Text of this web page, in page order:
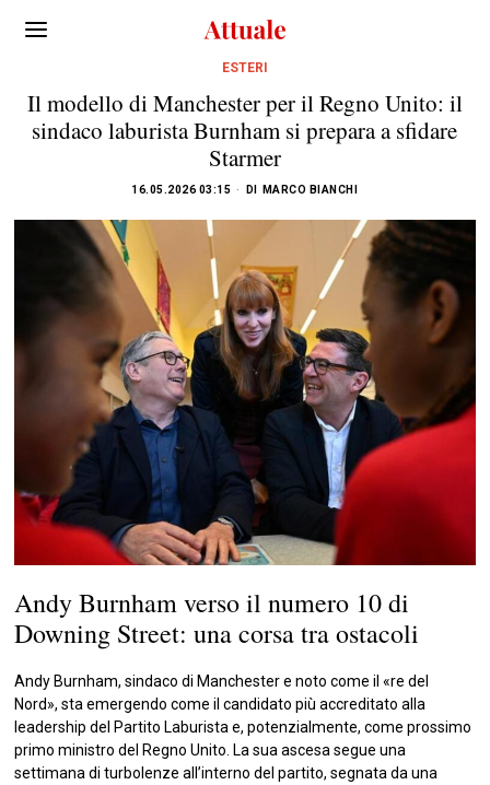
ESTERI
Il modello di Manchester per il Regno Unito: il
sindaco laburista Burnham si prepara a sfidare
Starmer
16.05.2026 03:15 DI MARCO BIANCHI
Andy Burnham verso il numero 10 di
Downing Street: una corsa tra ostacoli
Andy Burnham, sindaco di Manchester e noto come il «re del
Nord», sta emergendo come il candidato più accreditato alla
leadership del Partito Laburista e, potenzialmente, come prossimo
primo ministro del Regno Unito. La sua ascesa segue una
settimana di turbolenze all’interno del partito, segnata da una